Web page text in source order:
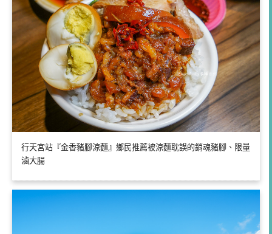
行天宮站『金香豬腳涼麵』鄉民推薦被涼麵耽誤的銷魂豬腳、限量
滷大腸